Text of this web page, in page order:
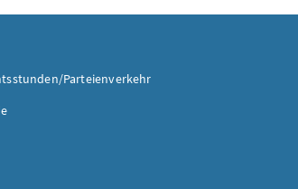
Parteienverkehr